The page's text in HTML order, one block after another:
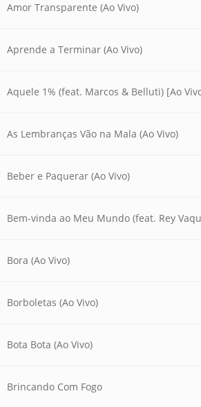
Amor Transparente (Ao Vivo)
Aprende a Terminar (Ao Vivo)
Aquele 1% (feat. Marcos & Belluti) [Ao
As Lembranças Vão na Mala (Ao Vivo)
Beber e Paquerar (Ao Vivo)
Bem-vinda ao Meu Mundo (feat. Rey
Bora (Ao Vivo)
Borboletas (Ao Vivo)
Bota Bota (Ao Vivo)
Brincando Com Fogo